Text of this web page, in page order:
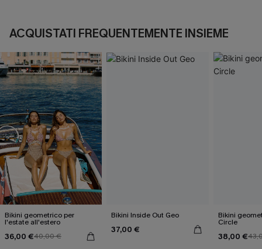
ACQUISTATI FREQUENTEMENTE INSIEME
Bikini geometrico per
l'estate all'estero
36,00 €40,00 €
Bikini Inside Out Geo
37,00 €
Bikini
Circle
38,00 €